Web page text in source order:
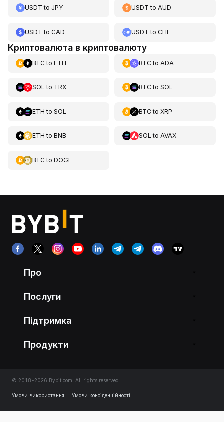
USDT to JPY USDT toAUD
USDT to CAD USDT toCHF
Криптовалюта в криптовалюту
BTCto ETH BTCto ADA
SOL to TRX BTCto SOL
ETH to SOL BTCto XRP
ETH to BNB SOL to AVAX
BTCto DOGE
Про
Послуги
Підтримка
Продукти
© 2018-2026 Bybit.com. All rights reserved.
Умови використання Умови конфіденційності